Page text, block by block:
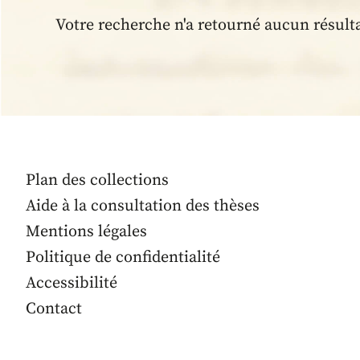
Votre recherche n'a retourné aucun
Plan des collections
Aide à la consultation des thèses
Mentions légales
Politique de confidentialité
Accessibilité
Contact